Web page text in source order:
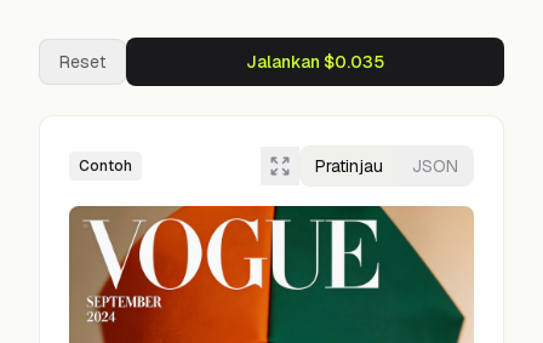
Reset Jalankan $0.035
Contoh Pratinjau JSON